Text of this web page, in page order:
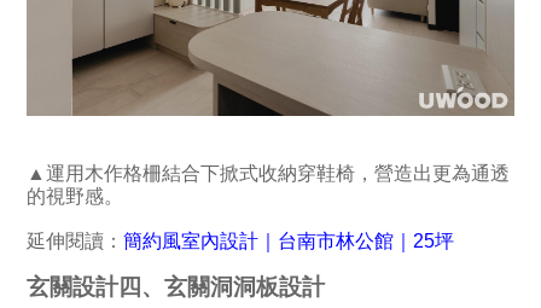
▲運用木作格柵結合下掀式收納穿鞋椅，營造出更為通透
的視野感。
延伸閱讀：簡約風室內設計｜台南市林公館｜25坪
玄關設計四、玄關洞洞板設計